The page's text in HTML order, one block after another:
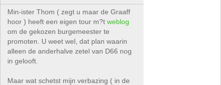
Min-ister Thom ( zegt u maar de Graaff
hoor ) heeft een eigen tour m?tweblog
om de gekozen burgemeester te
promoten. U weet wel, dat plan waarin
alleen de anderhalve zetel van D66 nog
in gelooft.
Maar wat schetst mijn verbazing ( in de